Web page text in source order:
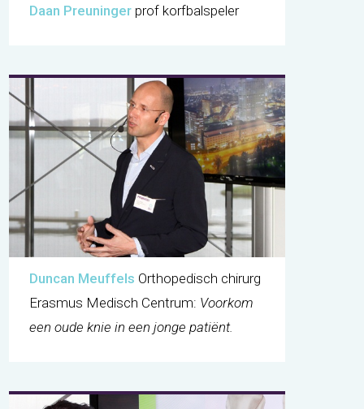
Daan Preuninger prof korfbalspeler
Duncan Meuffels Orthopedisch chirurg
Erasmus Medisch Centrum: Voorkom
een oude knie in een jonge patiënt.